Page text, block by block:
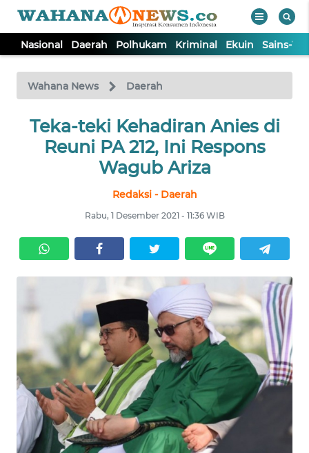
Nasional Daerah Polhukam Kriminal Ekuin Sains-
Wahana News Daerah
Teka-teki Kehadiran Anies di
Reuni PA 212, Ini Respons
Wagub Ariza
Redaksi - Daerah
Rabu, 1 Desember 2021 - 11:36 WIB
TV
Tutup
NASIONAL
KRIMINAL
EKUIN
SAINS-TEKNO
KESEHATAN
INTERNASIONAL
SERBA-SERBI